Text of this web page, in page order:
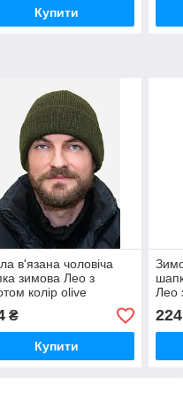
Купити
в'язана чоловіча
зимова Лео з
колір olive
₴
Купити
Лео
224